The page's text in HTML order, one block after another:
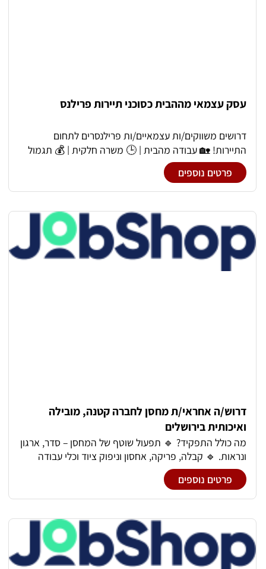
עסק עצמאי מההבית כסוכני תיירות פרילנס
דרושים משווקים/ות עצמאיים/ות פרילנסרים לתחום
התיירות! 🏡 עבודה מהבית | 🕒 משרה חלקית | 💰 תגמול
גבוה למתאימים/ות אם אתם אנשים שאוהבים לעבוד עם
אנשים, מחפשים גמישות ורוצים להשתלב בתחום מרתק
ומתפתח – אנחנו מחפשים אתכם! 📩 להגשת מועמדות
ושליחת קורות חיים: itziko2u@gmail.com
פרטים נוספים
דרוש/ה אחראי/ת מחסן לחברה קטנה, מובילה
ואיכותית בירושלים
מה כולל התפקיד? 🔹 תפעול שוטף של המחסן – סדר, ארגון
ונראות. 🔹 קבלה, פריקה, אחסון וניפוק ציוד וכלי עבודה
לצוותי השטח. 🔹 הכנת ציוד וקיטים בהתאם לתוכנית
העבודה והיערכות ליציאת הצוותים. 🔹 ניהול מלאי, ביצוע
ספירות מלאי ועדכון שוטף במערכת Priority. 🔹 מעקב אחר
רכבי החברה מה מציעים? ✅ משרה מלאה בסביבה
מקצועית ומשפחתית. ✅ סביבת עבודה יציבה, נעימה
ודינמית. ✅ תנאים טובים למתאימים/ות. המשרה מיועדת
לנשים וגברים כאחד.
פרטים נוספים